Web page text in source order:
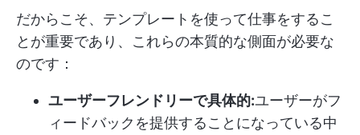
だからこそ、テンプレートを使って仕事をするこ
とが重要であり、これらの本質的な側面が必要な
のです：
ユーザーフレンドリーで具体的:ユーザーがフ
ィードバックを提供することになっている中